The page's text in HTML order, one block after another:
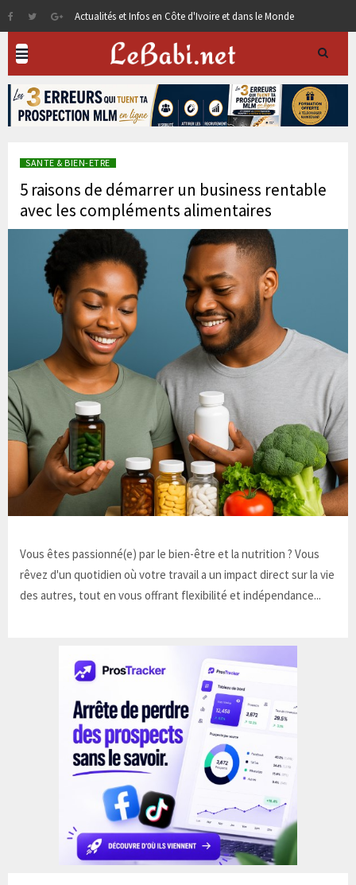
Actualités et Infos en Côte d'Ivoire et dans le Monde
SANTE & BIEN-ETRE
5 raisons de démarrer un business rentable
avec les compléments alimentaires
Vous êtes passionné(e) par le bien-être et la nutrition ? Vous
rêvez d'un quotidien où votre travail a un impact direct sur la vie
des autres, tout en vous offrant flexibilité et indépendance...